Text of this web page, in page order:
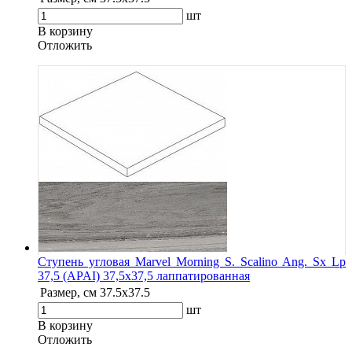
шт
В корзину
Oтложить
Ступень угловая Marvel Morning S. Scalino Ang. Sx Lp
37,5 (APAI) 37,5x37,5 лаппатированная
Размер, см 37.5x37.5
шт
В корзину
Oтложить